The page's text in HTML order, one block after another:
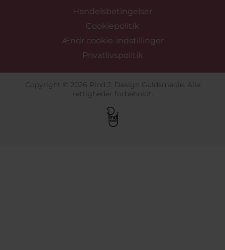
Handelsbetingelser
Cookiepolitik
Ændr cookie-indstillinger
Privatlivspolitik
Copyright © 2026 Pind J. Design Guldsmedie. Alle
rettigheder forbeholdt.